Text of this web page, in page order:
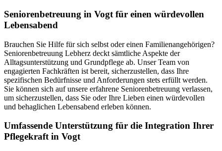
Senioren­betreuung in Vogt für einen würdevollen
Lebensabend
Brauchen Sie Hilfe für sich selbst oder einen Familienangehörigen?
Seniorenbetreuung Lebherz deckt sämtliche Aspekte der
Alltagsunterstützung und Grundpflege ab. Unser Team von
engagierten Fachkräften ist bereit, sicherzustellen, dass Ihre
spezifischen Bedürfnisse und Anforderungen stets erfüllt werden.
Sie können sich auf unsere erfahrene Seniorenbetreuung verlassen,
um sicherzustellen, dass Sie oder Ihre Lieben einen würdevollen
und behaglichen Lebensabend erleben können.
Umfassende Unterstützung für die Integration Ihrer
Pflegekraft in Vogt